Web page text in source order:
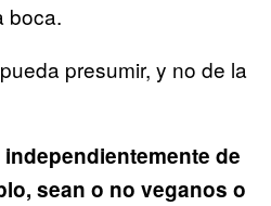
boca.
presumir, y no de la
de
sean o no veganos o